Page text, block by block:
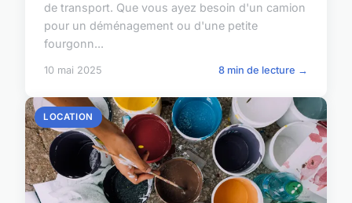
de transport. Que vous ayez besoin d'un camion
pour un déménagement ou d'une petite
fourgonn...
10 mai 2025 8 min de lecture →
LOCATION